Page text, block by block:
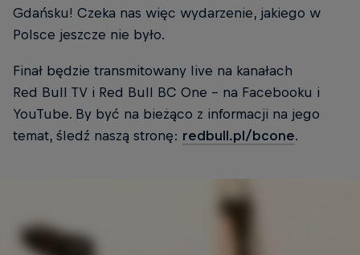
Gdańsku! Czeka nas więc wydarzenie, jakiego w
Polsce jeszcze nie było.
Finał będzie transmitowany live na kanałach
Red Bull TV i Red Bull BC One – na Facebooku i
YouTube. By być na bieżąco z informacji na jego
temat, śledź naszą stronę: redbull.pl/bcone.